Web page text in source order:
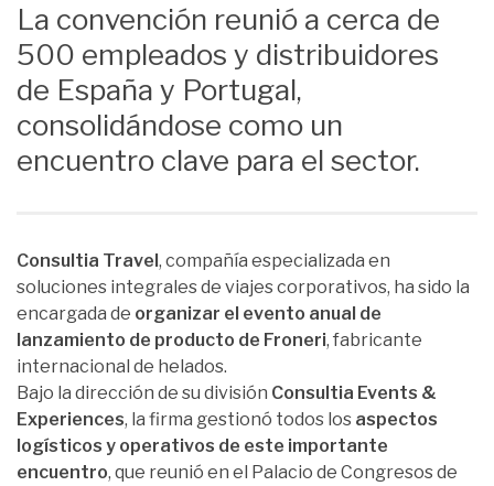
La convención reunió a cerca de
500 empleados y distribuidores
de España y Portugal,
consolidándose como un
encuentro clave para el sector.
Consultia Travel, compañía especializada en
soluciones integrales de viajes corporativos, ha sido la
encargada de organizar el evento anual de
lanzamiento de producto de Froneri, fabricante
internacional de helados.
Bajo la dirección de su división Consultia Events &
Experiences, la firma gestionó todos los aspectos
logísticos y operativos de este importante
encuentro, que reunió en el Palacio de Congresos de